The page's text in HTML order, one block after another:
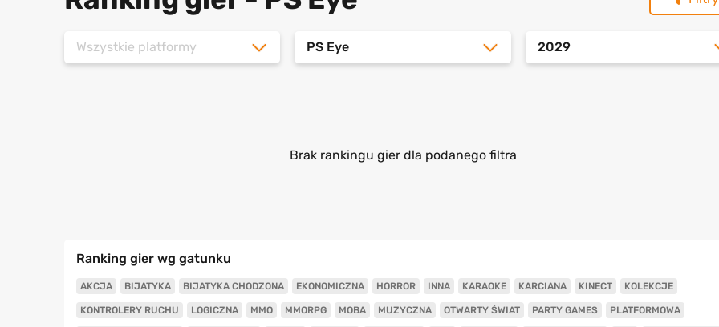
Wszystkie platformy PS Eye 2029
Brak rankingu gier dla podanego filtra
Ranking gier wg gatunku
AKCJA BIJATYKA BIJATYKA CHODZONA EKONOMICZNA HORROR INNA KARAOKE KARCIANA KINECT KOLEKCJE
KONTROLERY RUCHU LOGICZNA MMO MMORPG MOBA MUZYCZNA OTWARTY ŚWIAT PARTY GAMES PLATFORMOWA